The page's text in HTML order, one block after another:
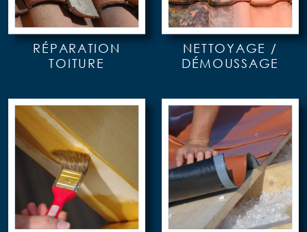
RÉPARATION
TOITURE
NETTOYAGE /
DÉMOUSSAGE